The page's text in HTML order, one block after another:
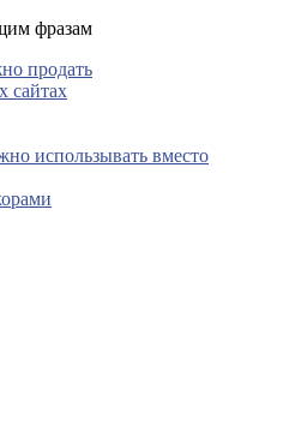
фразам
продать
сайтах
использывать вместо